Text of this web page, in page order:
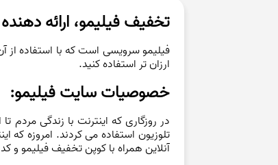
تخفیف فیلیمو، ارائه
فیلیمو سرویسی است که با استفاده از
ارزان تر استفاده کنید.
خصوصیات سایت فیلیمو:
در روزگاری که اینترنت با زندگی مردم
تلوزیون استفاده می کردند. امروزه
آنلاین همراه با کوپن تخفیف فیلیمو و